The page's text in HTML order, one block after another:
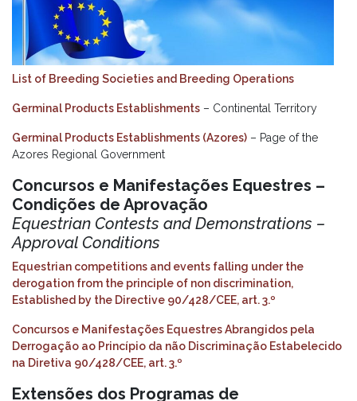
List of Breeding Societies and Breeding Operations
Germinal Products Establishments – Continental Territory
Germinal Products Establishments (Azores) – Page of the
Azores Regional Government
Concursos e Manifestações Equestres –
Condições de Aprovação
Equestrian Contests and Demonstrations –
Approval Conditions
Equestrian competitions and events falling under the
derogation from the principle of non discrimination,
Established by the Directive 90/428/CEE, art. 3.º
Concursos e Manifestações Equestres Abrangidos pela
Derrogação ao Princípio da não Discriminação Estabelecido
na Diretiva 90/428/CEE, art. 3.º
Extensões dos Programas de